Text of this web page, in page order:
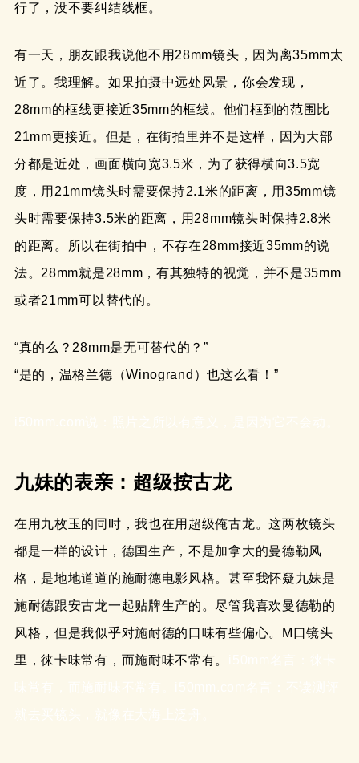
行了，没不要纠结线框。
有一天，朋友跟我说他不用28mm镜头，因为离35mm太
近了。我理解。如果拍摄中远处风景，你会发现，
28mm的框线更接近35mm的框线。他们框到的范围比
21mm更接近。但是，在街拍里并不是这样，因为大部
分都是近处，画面横向宽3.5米，为了获得横向3.5宽
度，用21mm镜头时需要保持2.1米的距离，用35mm镜
头时需要保持3.5米的距离，用28mm镜头时保持2.8米
的距离。所以在街拍中，不存在28mm接近35mm的说
法。28mm就是28mm，有其独特的视觉，并不是35mm
或者21mm可以替代的。
“真的么？28mm是无可替代的？”
“是的，温格兰德（Winogrand）也这么看！”
九妹的表亲：超级按古龙
在用九枚玉的同时，我也在用超级俺古龙。这两枚镜头
都是一样的设计，德国生产，不是加拿大的曼德勒风
格，是地地道道的施耐德电影风格。甚至我怀疑九妹是
施耐德跟安古龙一起贴牌生产的。尽管我喜欢曼德勒的
风格，但是我似乎对施耐德的口味有些偏心。M口镜头
里，徕卡味常有，而施耐味不常有。